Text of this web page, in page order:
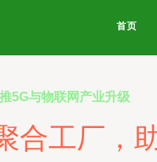
首页
5G与物联网产业升级
合工厂，